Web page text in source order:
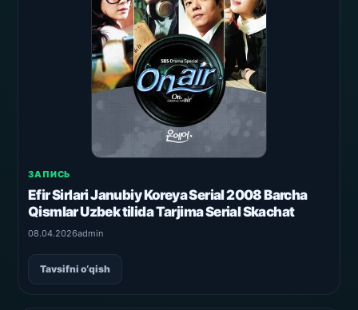
ЗАПИСЬ
Efir Sirlari Janubiy Koreya Serial 2008 Barcha
Qismlar Uzbek tilida Tarjima Serial Skachat
08.04.2026admin
Tavsifni o‘qish